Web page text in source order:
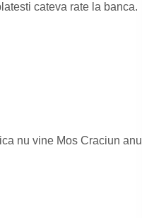
cateva rate la banca.
nu vine Mos Craciun anul